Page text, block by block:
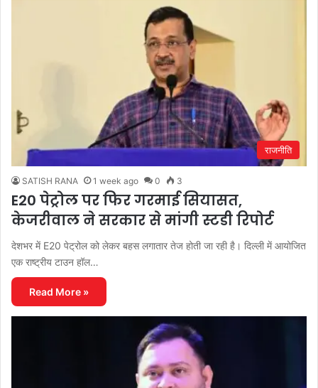
राजनीति
SATISH RANA 1 week ago 0 3
E20 पेट्रोल पर फिर गरमाई सियासत,
केजरीवाल ने सरकार से मांगी स्टडी रिपोर्ट
देशभर में E20 पेट्रोल को लेकर बहस लगातार तेज होती जा रही है। दिल्ली में आयोजित
एक राष्ट्रीय टाउन हॉल…
Read More »